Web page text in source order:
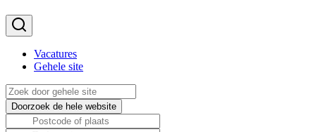
Vacatures
Gehele site